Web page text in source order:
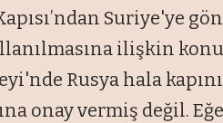
Suriye'ye
ilişkin
Rusya hala
onay vermiş değil.